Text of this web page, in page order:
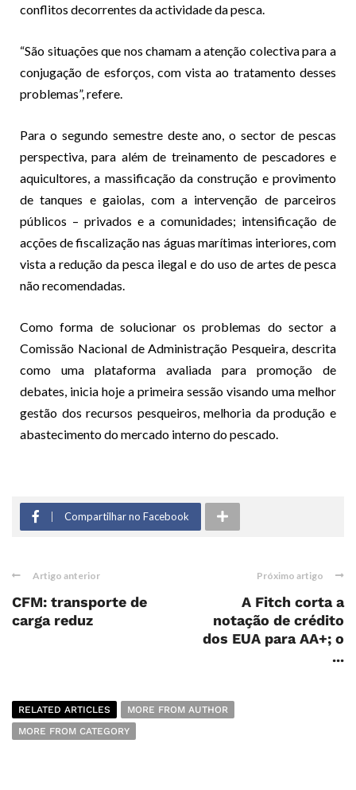
conflitos decorrentes da actividade da pesca.
“São situações que nos chamam a atenção colectiva para a
conjugação de esforços, com vista ao tratamento desses
problemas”, refere.
Para o segundo semestre deste ano, o sector de pescas
perspectiva, para além de treinamento de pescadores e
aquicultores, a massificação da construção e provimento
de tanques e gaiolas, com a intervenção de parceiros
públicos – privados e a comunidades; intensificação de
acções de fiscalização nas águas marítimas interiores, com
vista a redução da pesca ilegal e do uso de artes de pesca
não recomendadas.
Como forma de solucionar os problemas do sector a
Comissão Nacional de Administração Pesqueira, descrita
como uma plataforma avaliada para promoção de
debates, inicia hoje a primeira sessão visando uma melhor
gestão dos recursos pesqueiros, melhoria da produção e
abastecimento do mercado interno do pescado.
Compartilhar no Facebook
Artigo anterior
CFM: transporte de
carga reduz
Próximo artigo
A Fitch corta a
notação de crédito
dos EUA para AA+; o
...
RELATED ARTICLES
MORE FROM AUTHOR
MORE FROM CATEGORY